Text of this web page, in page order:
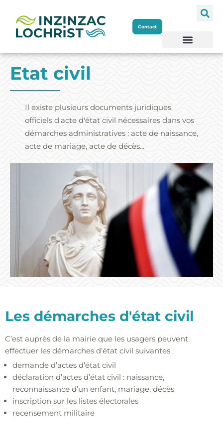
Aller
au
contenu
Contact
Etat civil
Il existe plusieurs documents juridiques
officiels d'acte d'état civil nécessaires dans vos
démarches administratives : acte de naissance,
acte de mariage, acte de décès...
Les démarches d'état civil
C’est auprès de la mairie que les usagers peuvent
effectuer les démarches d’état civil suivantes :
demande d’actes d’état civil
déclaration d’actes d’état civil : naissance,
reconnaissance d’un enfant, mariage, décès
inscription sur les listes électorales
recensement militaire